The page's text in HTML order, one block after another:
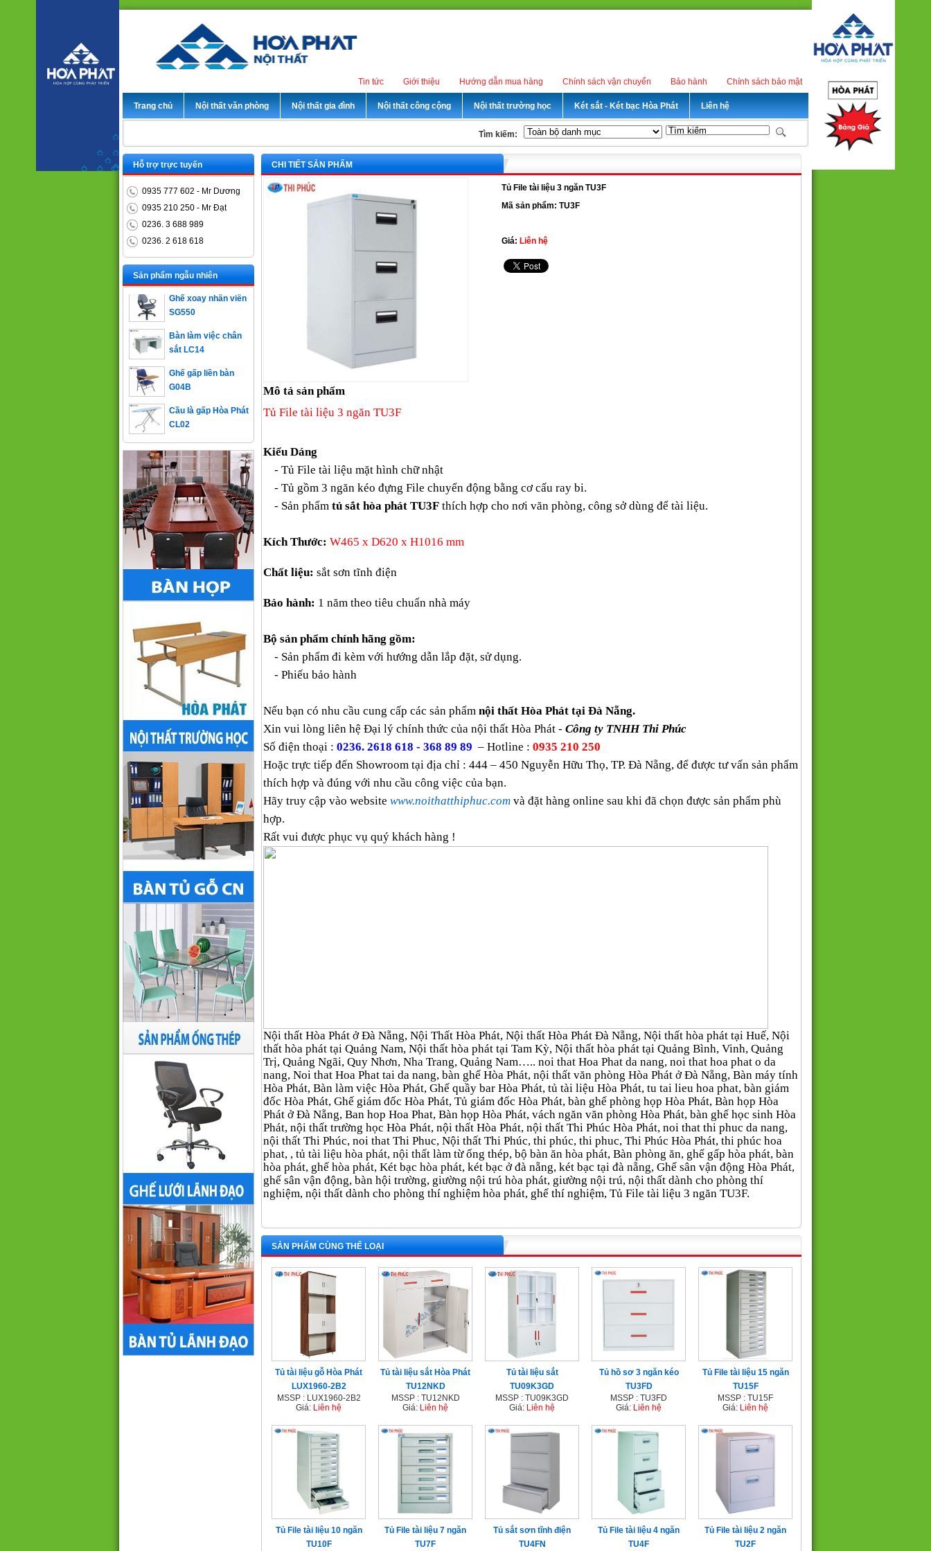
Chính sách bảo mật
Bảo hành
Chính sách vận chuyển
Hướng dẫn mua hàng
Giới thiệu
Tin tức
Trang chủ Nội thất văn phòng Nội thất gia đình Nội thất công cộng Nội thất trường học Két sắt - Két bạc Hòa Phát Liên hệ
Tìm kiếm:
CHI TIẾT SẢN PHẨM
Tủ File tài liệu 3 ngăn TU3F
Mã sản phẩm: TU3F
Giá: Liên hệ
Mô tả sản phẩm
Tủ File tài liệu 3 ngăn TU3F
Kiểu Dáng
- Tủ File tài liệu mặt hình chữ nhật
- Tủ gồm 3 ngăn kéo đựng File chuyển động bằng cơ cấu ray bi.
- Sản phẩm tủ sắt hòa phát TU3F thích hợp cho nơi văn phòng, công sở dùng để tài liệu.
Kích Thước: W465 x D620 x H1016 mm
Chất liệu: sắt sơn tĩnh điện
Bảo hành: 1 năm theo tiêu chuẩn nhà máy
Bộ sản phẩm chính hãng gồm:
- Sản phẩm đi kèm với hướng dẫn lắp đặt, sử dụng.
- Phiếu bảo hành
Nếu bạn có nhu cầu cung cấp các sản phẩm nội thất Hòa Phát tại Đà Nẵng.
Xin vui lòng liên hệ Đại lý chính thức của nội thất Hòa Phát - Công ty TNHH Thi Phúc
Số điện thoại : 0236. 2618 618 - 368 89 89 – Hotline : 0935 210 250
Hoặc trực tiếp đến Showroom tại địa chỉ : 444 – 450 Nguyễn Hữu Thọ, TP. Đà Nẵng, để được tư vấn sản phẩm
thích hợp và đúng với nhu cầu công việc của bạn.
Hãy truy cập vào website www.noithatthiphuc.com và đặt hàng online sau khi đã chọn được sản phẩm phù
hợp.
Rất vui được phục vụ quý khách hàng !
Nội thất Hòa Phát ở Đà Nẵng, Nội Thất Hòa Phát, Nội thất Hòa Phát Đà Nẵng, Nội thất hòa phát tại Huế, Nội
thất hòa phát tại Quảng Nam, Nội thất hòa phát tại Tam Kỳ, Nội thất hòa phát tại Quảng Bình, Vinh, Quảng
Trị, Quảng Ngãi, Quy Nhơn, Nha Trang, Quảng Nam….. noi that Hoa Phat da nang, noi that hoa phat o da
nang, Noi that Hoa Phat tai da nang, bàn ghế Hòa Phát, nội thất văn phòng Hòa Phát ở Đà Nẵng, Bàn máy tính
Hòa Phát, Bàn làm việc Hòa Phát, Ghế quầy bar Hòa Phát, tủ tài liệu Hòa Phát, tu tai lieu hoa phat, bàn giám
đốc Hòa Phát, Ghế giám đốc Hòa Phát, Tủ giám đốc Hòa Phát, bàn ghế phòng họp Hòa Phát, Bàn họp Hòa
Phát ở Đà Nẵng, Ban hop Hoa Phat, Bàn họp Hòa Phát, vách ngăn văn phòng Hòa Phát, bàn ghế học sinh Hòa
Phát, nội thất trường học Hòa Phát, nội thất Hòa Phát, nội thất Thi Phúc Hòa Phát, noi that thi phuc da nang,
nội thất Thi Phúc, noi that Thi Phuc, Nội thất Thi Phúc, thi phúc, thi phuc, Thi Phúc Hòa Phát, thi phúc hoa
phat, , tủ tài liệu hòa phát, nội thất làm từ ống thép, bộ bàn ăn hòa phát, Bàn phòng ăn, ghế gấp hòa phát, bàn
hòa phát, ghế hòa phát, Két bạc hòa phát, két bạc ở đà nẵng, két bạc tại đà nẵng, Ghế sân vận động Hòa Phát,
ghế sân vận động, bàn hội trường, giường nội trú hòa phát, giường nội trú, nội thất dành cho phòng thí
nghiệm, nội thất dành cho phòng thí nghiệm hòa phát, ghế thí nghiệm, Tủ File tài liệu 3 ngăn TU3F.
SẢN PHẨM CÙNG THỂ LOẠI
Tủ tài liệu gỗ Hòa Phát
LUX1960-2B2
MSSP : LUX1960-2B2
Giá: Liên hệ
Tủ tài liệu sắt Hòa Phát
TU12NKD
MSSP : TU12NKD
Giá: Liên hệ
Tủ tài liệu sắt
TU09K3GD
MSSP : TU09K3GD
Giá: Liên hệ
Tủ hồ sơ 3 ngăn kéo
TU3FD
MSSP : TU3FD
Giá: Liên hệ
Tủ File tài liệu 15 ngăn
TU15F
MSSP : TU15F
Giá: Liên hệ
Tủ File tài liệu 10 ngăn
TU10F
Tủ File tài liệu 7 ngăn
TU7F
Tủ sắt sơn tĩnh điện
TU4FN
Tủ File tài liệu 4 ngăn
TU4F
Tủ File tài liệu 2 ngăn
TU2F
Hỗ trợ trực tuyến
0935 777 602 - Mr Dương
0935 210 250 - Mr Đạt
0236. 3 688 989
0236. 2 618 618
Sản phẩm ngẫu nhiên
ET1400D
Ghế xoay nhân viên
SG550
sắt LC14
G04B
CL02